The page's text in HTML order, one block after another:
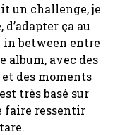
un challenge, je
ça au
between entre
album, avec des
des moments
très basé sur
faire ressentir